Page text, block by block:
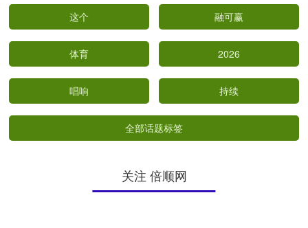
这个 融可赢
体育 2026
唱响 持续
全部话题标签
关注 倍顺网